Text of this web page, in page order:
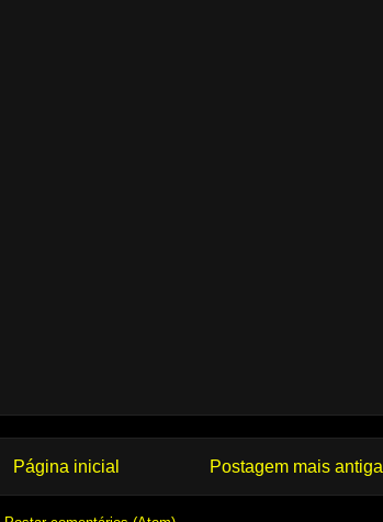
Postagem mais antiga
Página inicial